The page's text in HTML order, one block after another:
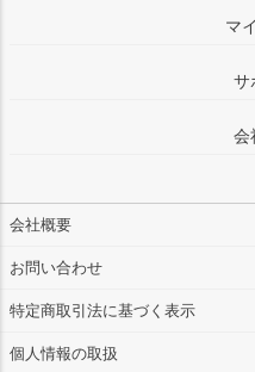
マ
サ
会
会社概要
お問い合わせ
特定商取引法に基づく表示
個人情報の取扱